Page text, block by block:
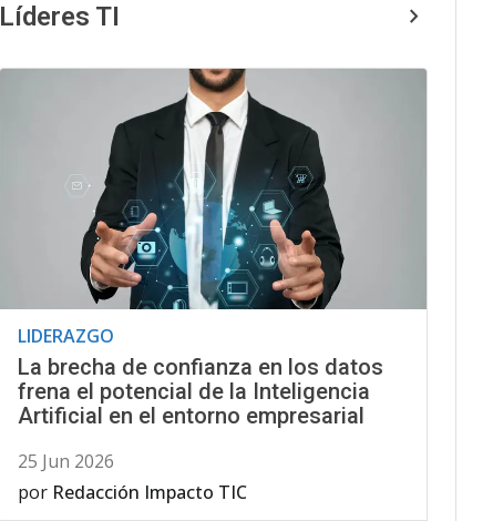
Líderes TI
LIDERAZGO
La brecha de confianza en los datos
frena el potencial de la Inteligencia
Artificial en el entorno empresarial
25 Jun 2026
por Redacción Impacto TIC